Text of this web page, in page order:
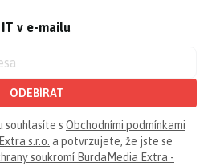
v e-mailu
ODEBÍRAT
souhlasíte s Obchodními podmínkami
s.r.o. a potvrzujete, že jste se
soukromí BurdaMedia Extra -